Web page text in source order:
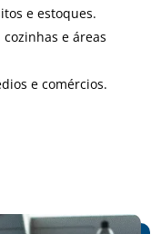
e estoques.
e áreas
e comércios.